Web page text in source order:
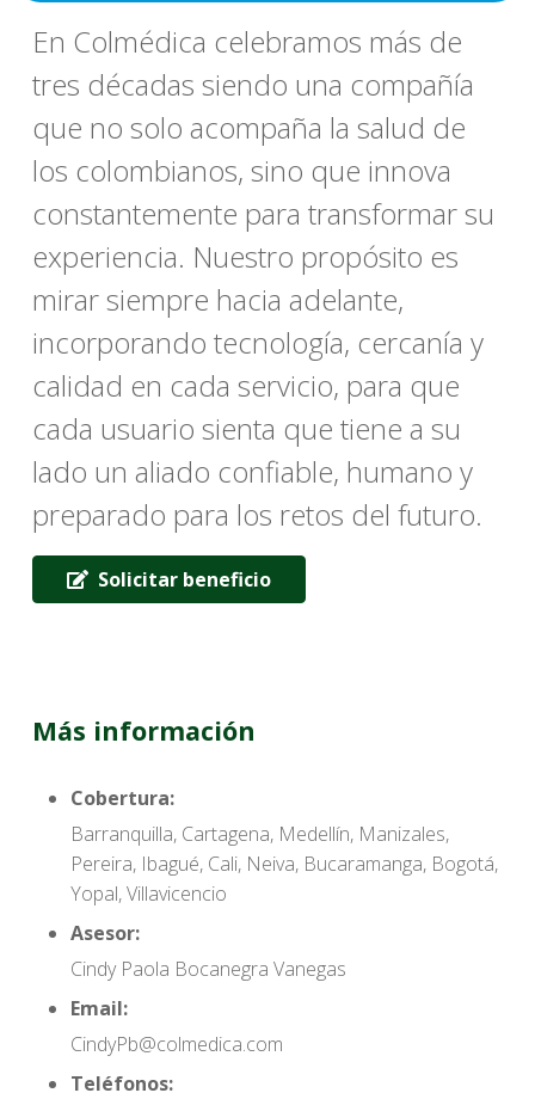
En Colmédica celebramos más de
tres décadas siendo una compañía
que no solo acompaña la salud de
los colombianos, sino que innova
constantemente para transformar su
experiencia. Nuestro propósito es
mirar siempre hacia adelante,
incorporando tecnología, cercanía y
calidad en cada servicio, para que
cada usuario sienta que tiene a su
lado un aliado confiable, humano y
preparado para los retos del futuro.
Solicitar beneficio
Más información
Cobertura:
Barranquilla, Cartagena, Medellín, Manizales,
Pereira, Ibagué, Cali, Neiva, Bucaramanga, Bogotá,
Yopal, Villavicencio
Asesor:
Cindy Paola Bocanegra Vanegas
Email:
CindyPb@colmedica.com
Teléfonos: